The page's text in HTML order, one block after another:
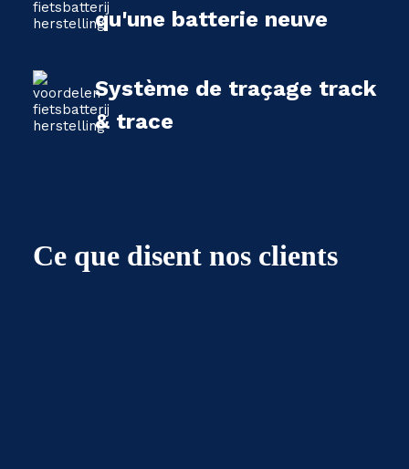
qu'une batterie neuve
Système de traçage track
& trace
Ce que disent nos clients